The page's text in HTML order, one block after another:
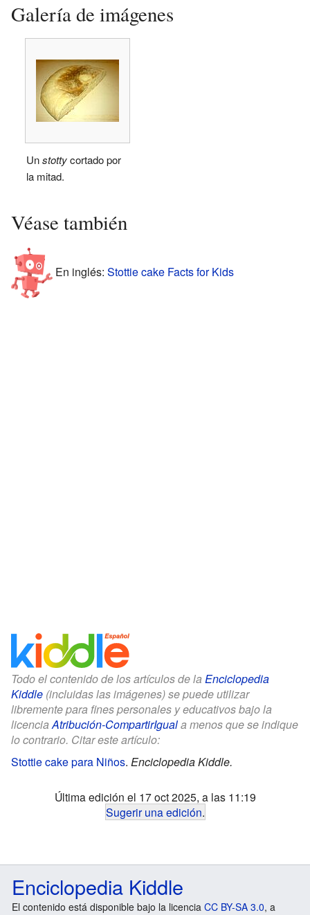
Galería de imágenes
Unstottycortado por
la mitad.
Véase también
En inglés: Stottie cake Facts for Kids
Todo el contenido de los artículos de la Enciclopedia
Kiddle (incluidas las imágenes) se puede utilizar
libremente para fines personales y educativos bajo la
licenciaAtribución-CompartirIguala menos que se indique
lo contrario. Citar este artículo:
Stottie cake para Niños. Enciclopedia Kiddle.
Última edición el 17 oct 2025, a las 11:19
Sugerir una edición.
Enciclopedia Kiddle
El contenido está disponible bajo la licencia CC BY-SA 3.0, a